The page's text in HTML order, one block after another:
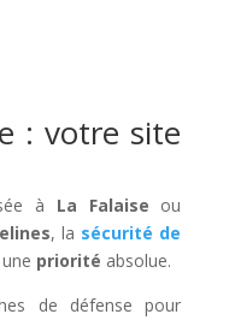
: votre site
à La Falaise ou
, la sécurité de
priorité absolue.
de défense pour